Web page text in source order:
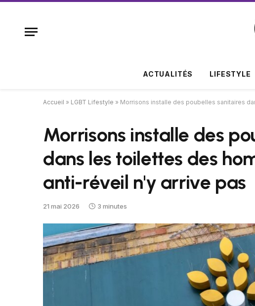
ACTUALITÉS LIFESTYLE
Accueil » LGBT Lifestyle » Morrisons installe des poubelles sanitaires
Morrisons installe des
dans les toilettes des
anti-réveil n'y arrive pas
21 mai 2026 3 minutes